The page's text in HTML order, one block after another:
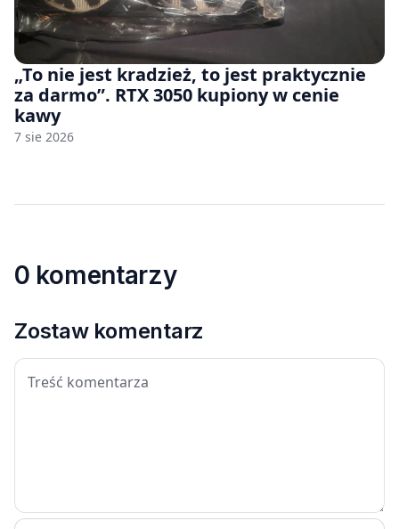
„To nie jest kradzież, to jest praktycznie
za darmo”. RTX 3050 kupiony w cenie
kawy
7 sie 2026
0 komentarzy
Zostaw komentarz